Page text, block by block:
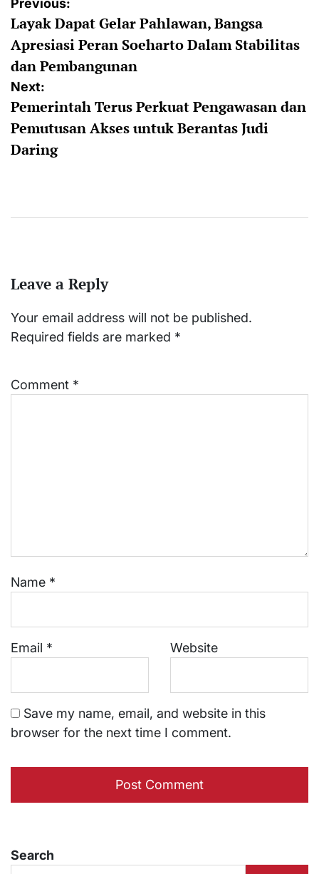
navigation
Previous:
Layak Dapat Gelar Pahlawan, Bangsa
Apresiasi Peran Soeharto Dalam Stabilitas
dan Pembangunan
Next:
Pemerintah Terus Perkuat Pengawasan dan
Pemutusan Akses untuk Berantas Judi
Daring
Leave a Reply
Your email address will not be published.
Required fields are marked *
Comment *
Name *
Email * Website
Save my name, email, and website in this
browser for the next time I comment.
Search